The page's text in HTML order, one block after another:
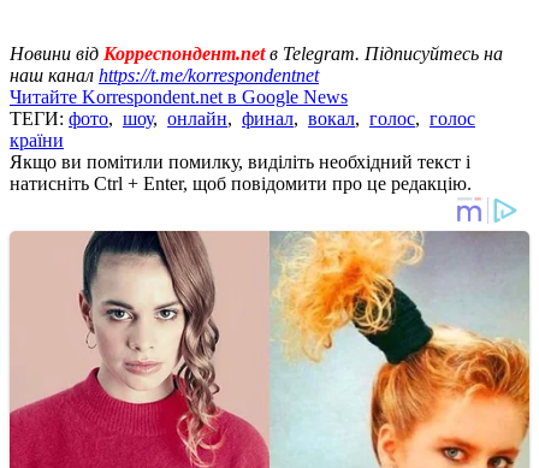
Новини від Корреспондент.netв Telegram. Підписуйтесь на
наш канал https://t.me/korrespondentnet
Читайте Korrespondent.net в Google News
ТЕГИ: фото, шоу, онлайн, финал, вокал, голос, голос
країни
Якщо ви помітили помилку, виділіть необхідний текст і
натисніть Ctrl + Enter, щоб повідомити про це редакцію.